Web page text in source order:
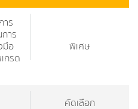
ร
าร
มือ
กรด
พิเศษ
คัดเลือก